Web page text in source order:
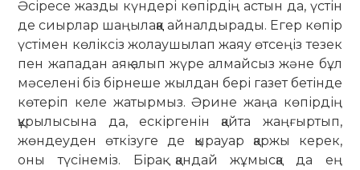
Әсіресе жазды күндері көпірдің астын да, үстін
де сиырлар шаңылаққа айналдырады. Егер көпір
үстімен көліксіз жолаушылап жаяу өтсеңіз тезек
пен жападан аяқ алып жүре алмайсыз және бұл
мәселені біз бірнеше жылдан бері газет бетінде
көтеріп келе жатырмыз. Әрине жаңа көпірдің
құрылысына да, ескіргенін қайта жаңғыртып,
жөндеуден өткізуге де қырауар қаржы керек,
оны түсінеміз. Бірақ қандай жұмысқа да ең